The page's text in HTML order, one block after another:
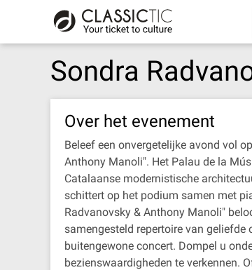
Sondra
Over het evenement
Beleef een onvergetelijke avond vol
Anthony Manoli". Het Palau de la
Catalaanse modernistische
schittert op het podium samen met
Radvanovsky & Anthony Manoli"
samengesteld repertoire van geliefde
buitengewone concert. Dompel u
bezienswaardigheden te verkennen.